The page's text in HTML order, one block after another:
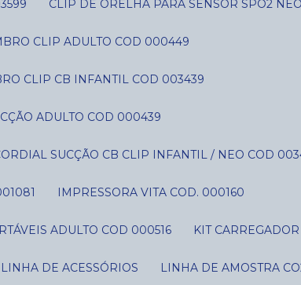
CLIP DE ORELHA PARA SENSOR SPO2
CLIP ADULTO COD 000449
CLIP CB INFANTIL COD 003439
ADULTO COD 000439
SUCÇÃO CB CLIP INFANTIL / NEO COD
IMPRESSORA VITA COD. 000160
ADULTO COD 000516 KIT
LINHA DE ACESSÓRIOS LINHA DE AMOSTRA